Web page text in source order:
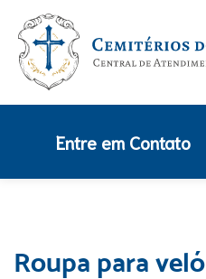
Entre em Contato
Roupa para